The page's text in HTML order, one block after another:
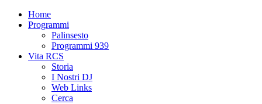
Home
Programmi
Palinsesto
Programmi 939
Vita RCS
Storia
I Nostri DJ
Web Links
Cerca